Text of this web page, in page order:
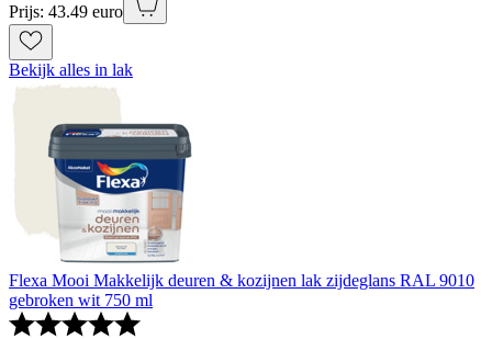
Prijs: 43.49 euro
Bekijk alles in lak
Flexa Mooi Makkelijk deuren & kozijnen lak zijdeglans RAL 9010
gebroken wit 750 ml